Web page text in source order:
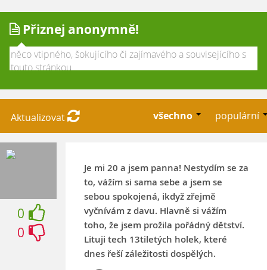
Přiznej anonymně!
Aktualizovat všechno populární
0
0
Je mi 20 a jsem panna! Nestydím se za
to, vážím si sama sebe a jsem se
sebou spokojená, ikdyž zřejmě
vyčnívám z davu. Hlavně si vážím
toho, že jsem prožila pořádný dětství.
Lituji tech 13tiletých holek, které
dnes řeší záležitosti dospělých.